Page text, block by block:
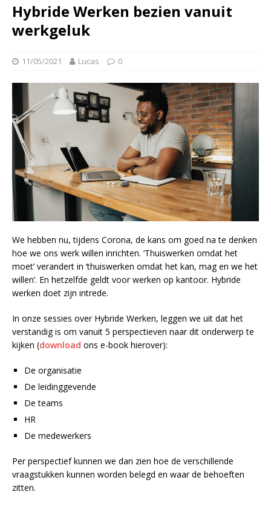
Hybride Werken bezien vanuit
werkgeluk
11/05/2021 Lucas 0
We hebben nu, tijdens Corona, de kans om goed na te denken
hoe we ons werk willen inrichten. ‘Thuiswerken omdat het
moet’ verandert in ‘thuiswerken omdat het kan, mag en we het
willen’. En hetzelfde geldt voor werken op kantoor. Hybride
werken doet zijn intrede.
In onze sessies over Hybride Werken, leggen we uit dat het
verstandig is om vanuit 5 perspectieven naar dit onderwerp te
kijken (download ons e-book hierover):
De organisatie
De leidinggevende
De teams
HR
De medewerkers
Per perspectief kunnen we dan zien hoe de verschillende
vraagstukken kunnen worden belegd en waar de behoeften
zitten.